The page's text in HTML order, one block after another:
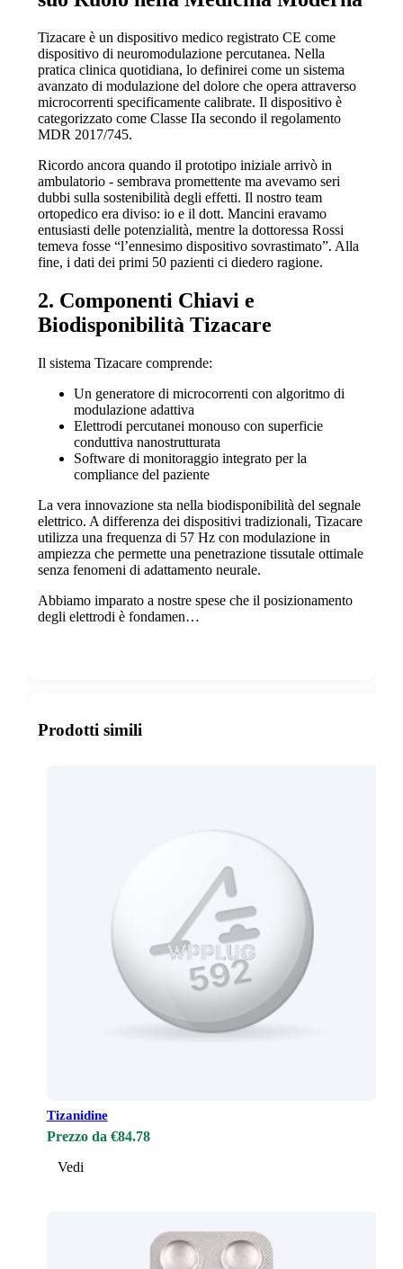
Tizacare è un dispositivo medico registrato CE come
dispositivo di neuromodulazione percutanea. Nella
pratica clinica quotidiana, lo definirei come un sistema
avanzato di modulazione del dolore che opera attraverso
microcorrenti specificamente calibrate. Il dispositivo è
categorizzato come Classe IIa secondo il regolamento
MDR 2017/745.
Ricordo ancora quando il prototipo iniziale arrivò in
ambulatorio - sembrava promettente ma avevamo seri
dubbi sulla sostenibilità degli effetti. Il nostro team
ortopedico era diviso: io e il dott. Mancini eravamo
entusiasti delle potenzialità, mentre la dottoressa Rossi
temeva fosse “l’ennesimo dispositivo sovrastimato”. Alla
fine, i dati dei primi 50 pazienti ci diedero ragione.
2. Componenti Chiavi e
Biodisponibilità Tizacare
Il sistema Tizacare comprende:
Un generatore di microcorrenti con algoritmo di
modulazione adattiva
Elettrodi percutanei monouso con superficie
conduttiva nanostrutturata
Software di monitoraggio integrato per la
compliance del paziente
La vera innovazione sta nella biodisponibilità del segnale
elettrico. A differenza dei dispositivi tradizionali, Tizacare
utilizza una frequenza di 57 Hz con modulazione in
ampiezza che permette una penetrazione tissutale ottimale
senza fenomeni di adattamento neurale.
Abbiamo imparato a nostre spese che il posizionamento
degli elettrodi è fondamen…
Prodotti simili
Tizanidine
Prezzo da €84.78
Vedi